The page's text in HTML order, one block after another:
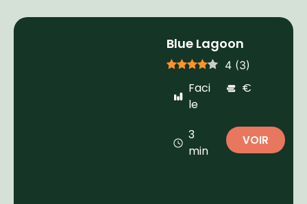
Blue Lagoon
4 (3)
Faci
le
€
3
min
VOIR